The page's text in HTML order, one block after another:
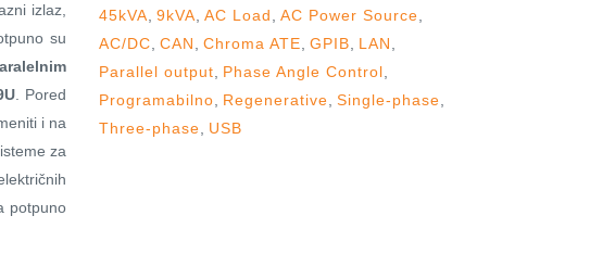
izlaz,
su
. Pored
i na
za
potpuno
45kVA 9kVA AC Load AC Power Source
AC/DC CAN Chroma ATE GPIB LAN
Parallel output
Phase Angle Control
Programabilno
Regenerative Single-phase
Three-phase
USB